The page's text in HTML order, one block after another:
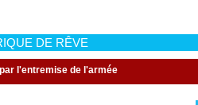
DE RÊVE
rassure par l'entremise de l'armée